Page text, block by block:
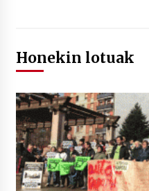
Honekin lotuak